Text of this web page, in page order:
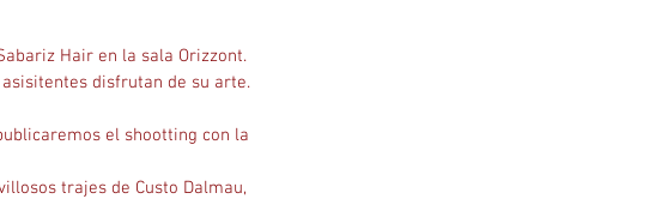
Hair en la sala Orizzont.
disfrutan de su arte.
el shootting con la
trajes de Custo Dalmau,